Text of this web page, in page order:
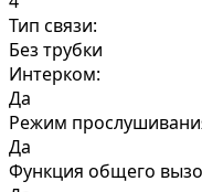
Тип связи:
Без трубки
Интерком:
Да
Режим
Да
Функция общего